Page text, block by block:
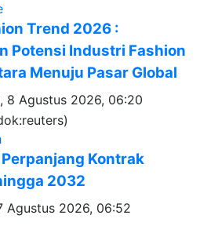
Trend 2026 :
Potensi Industri Fashion
Menuju Pasar Global
8 Agustus 2026, 06:20
Kontrak
2032
Agustus 2026, 06:52